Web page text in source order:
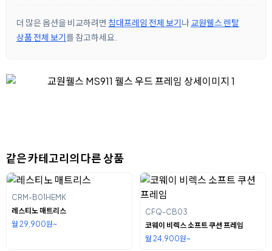
더 많은 옵션을 비교하려면 침대프레임 전체 보기나교원웰스 렌탈
상품 전체 보기를 참고하세요.
같은 카테고리의 다른 상품
CRM-B01HEMK
레스티노 매트리스
월 29,900원~
CFQ-CB03
코웨이 비렉스 소프트 쿠션 프레임
월 24,900원~